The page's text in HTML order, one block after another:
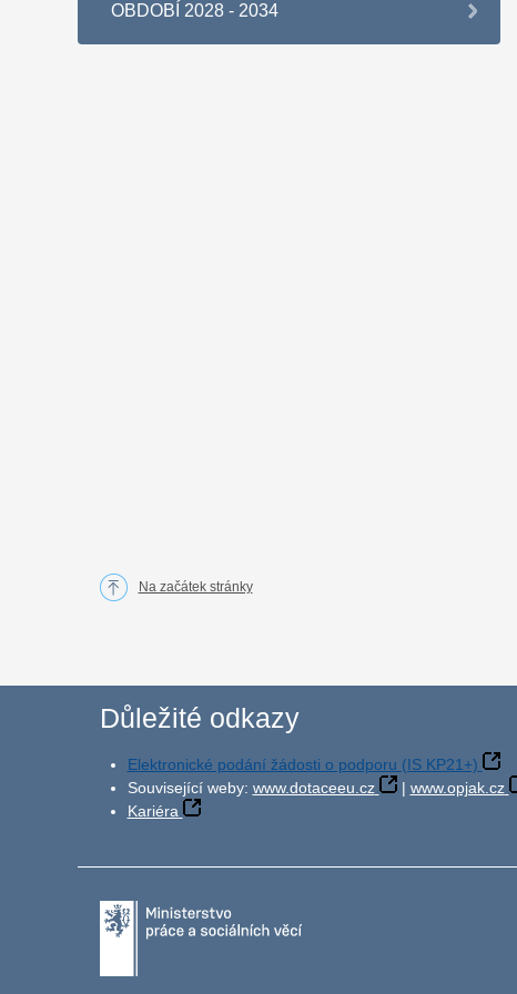
OBDOBÍ 2028 - 2034
Na začátek stránky
Důležité odkazy
Elektronické podání žádosti o podporu (IS KP21+)
Související weby: www.dotaceeu.cz | www.opjak.cz
Kariéra